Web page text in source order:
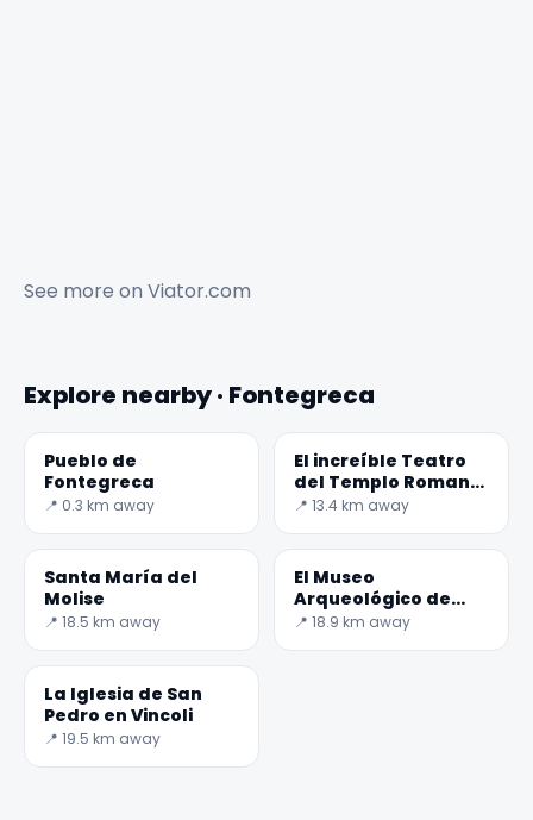
See more on Viator.com
Explore nearby · Fontegreca
Pueblo de
Fontegreca
📍 0.3 km away
El increíble Teatro
del Templo Romano
de Pietravairano
📍 13.4 km away
Santa María del
Molise
📍 18.5 km away
El Museo
Arqueológico de
Alife
📍 18.9 km away
La Iglesia de San
Pedro en Vincoli
📍 19.5 km away